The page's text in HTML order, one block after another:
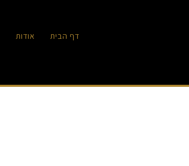
דף הבית אודות